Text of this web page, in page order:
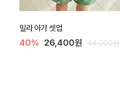
밀라 아기 셋업
40% 26,400원 44,000원